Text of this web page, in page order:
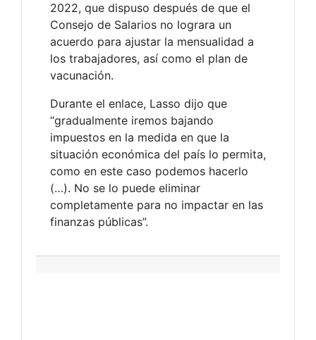
2022, que dispuso después de que el
Consejo de Salarios no lograra un
acuerdo para ajustar la mensualidad a
los trabajadores, así como el plan de
vacunación.
Durante el enlace, Lasso dijo que
“gradualmente iremos bajando
impuestos en la medida en que la
situación económica del país lo permita,
como en este caso podemos hacerlo
(…). No se lo puede eliminar
completamente para no impactar en las
finanzas públicas”.